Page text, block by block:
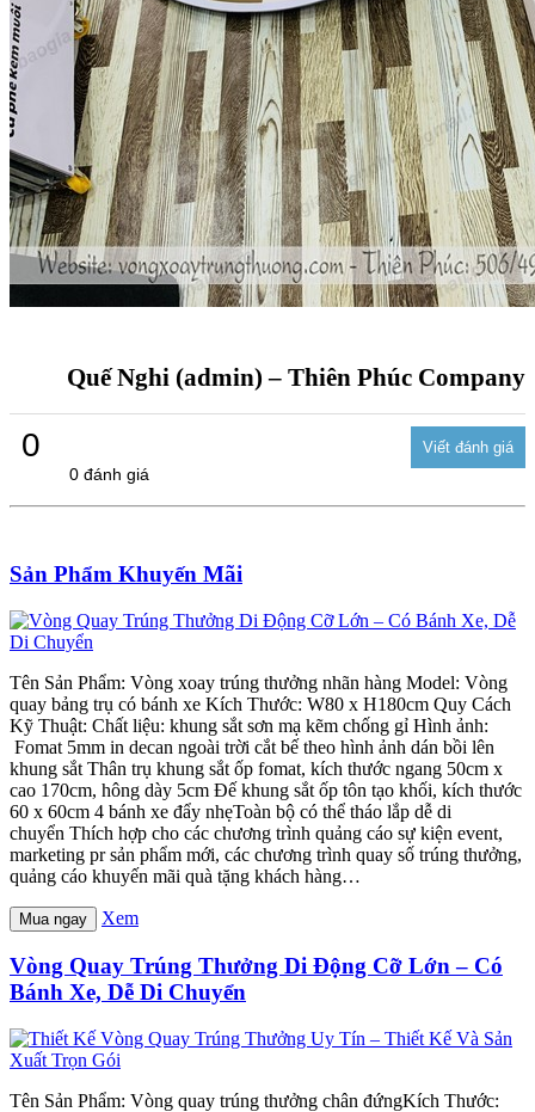
Quế Nghi (admin) – Thiên Phúc Company
0
0 đánh giá
Sản Phẩm Khuyến Mãi
Tên Sản Phẩm: Vòng xoay trúng thưởng nhãn hàng Model: Vòng
quay bảng trụ có bánh xe Kích Thước: W80 x H180cm Quy Cách
Kỹ Thuật: Chất liệu: khung sắt sơn mạ kẽm chống gỉ Hình ảnh:
Fomat 5mm in decan ngoài trời cắt bế theo hình ảnh dán bồi lên
khung sắt Thân trụ khung sắt ốp fomat, kích thước ngang 50cm x
cao 170cm, hông dày 5cm Đế khung sắt ốp tôn tạo khối, kích thước
60 x 60cm 4 bánh xe đẩy nhẹToàn bộ có thể tháo lắp dễ di
chuyển Thích hợp cho các chương trình quảng cáo sự kiện event,
marketing pr sản phẩm mới, các chương trình quay số trúng thưởng,
quảng cáo khuyến mãi quà tặng khách hàng…
Mua ngay Xem
Vòng Quay Trúng Thưởng Di Động Cỡ Lớn – Có
Bánh Xe, Dễ Di Chuyển
Tên Sản Phẩm: Vòng quay trúng thưởng chân đứngKích Thước: